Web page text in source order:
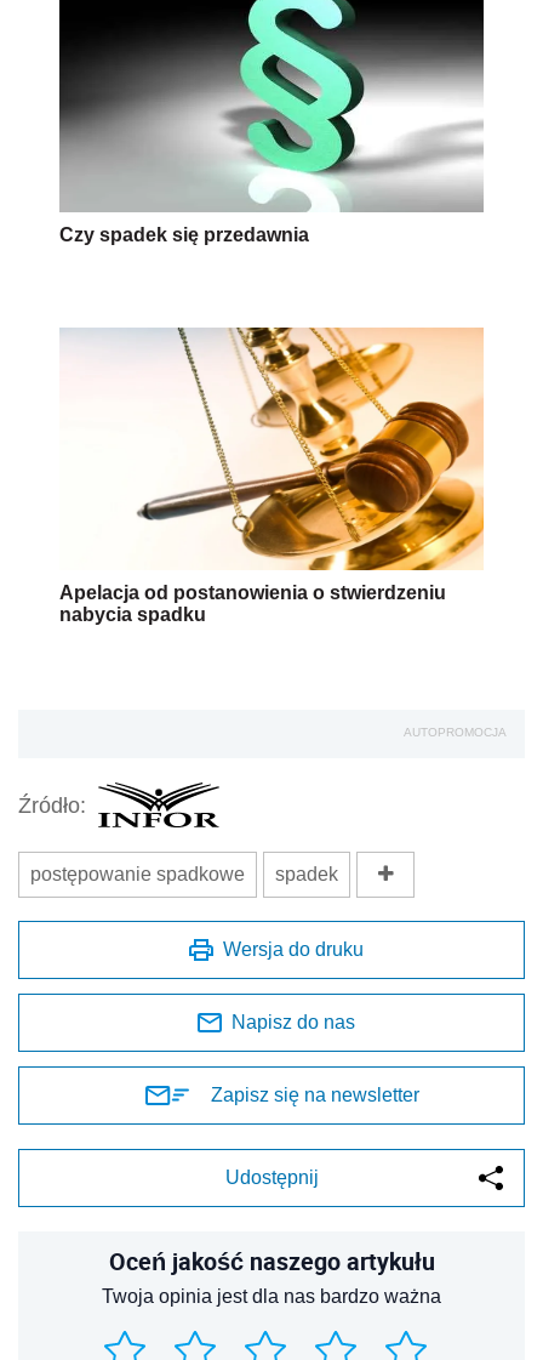
Czy spadek się przedawnia
Apelacja od postanowienia o stwierdzeniu
nabycia spadku
AUTOPROMOCJA
Źródło:
postępowanie spadkowe spadek
Wersja do druku
Napisz do nas
Zapisz się na newsletter
Udostępnij
Oceń jakość naszego artykułu
Twoja opinia jest dla nas bardzo ważna